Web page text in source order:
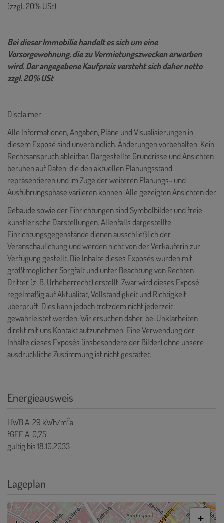
(zzgl. 20% USt)
Bei dieser Immobilie handelt es sich um eine
Vorsorgewohnung, die zu Vermietungszwecken erworben
wird. Der angegebene Kaufpreis versteht sich daher netto
zzgl. 20% USt
Disclaimer:
Alle Informationen, Angaben, Pläne und Visualisierungen in
diesem Exposé sind unverbindlich. Änderungen vorbehalten. Kein
Rechtsanspruch ableitbar. Dargestellte Grundrisse und Ansichten
beruhen auf Daten, die den aktuellen Planungsstand
repräsentieren und im Zuge der weiteren Planungs- und
Ausführungsphase variieren können. Alle gezeigten Ansichten der
Gebäude sowie der Einrichtungen sind Symbolbilder und freie
künstlerische Darstellungen. Allenfalls dargestellte
Einrichtungsgegenstände dienen ausschließlich der
Veranschaulichung und werden nicht von der Verkäuferin zur
Verfügung gestellt. Die Inhalte dieses Exposés wurden mit
größtmöglicher Sorgfalt und unter Beachtung von Rechten
Dritter (z. B. Urheberrecht) erstellt. Zwar wird dieses Exposé
regelmäßig auf Aktualität, Vollständigkeit und Richtigkeit
überprüft. Dies kann jedoch trotzdem nicht jederzeit
gewährleistet werden. Wir ersuchen daher, bei Unklarheiten
direkt mit uns Kontakt aufzunehmen. Eine Verwendung der
Inhalte dieses Exposés (insbesondere der Bilder) ohne unsere
ausdrückliche Zustimmung ist nicht gestattet.
Energieausweis
HWBA, 29 kWh/m2a
fGEEA, 0,75
gültig bis18.10.2033
Lageplan
+